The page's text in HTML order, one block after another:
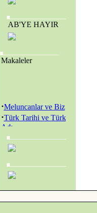
AB'YE HAYIR
Makaleler
·Meluncanlar ve Biz
·Türk Tarihi ve Türk
Adı
Amerikan Genç
Hristiyanlar Cemiyeti
(Y.M.C.A.) ve
Amerikan Kolejleri
SEVR YASALARI
MECLİS’TEN
GEÇİRİLEREK